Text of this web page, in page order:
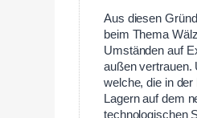
Aus diesen
beim Thema
Umständen auf
außen vertrauen.
welche, die in
Lagern auf dem
technologischen